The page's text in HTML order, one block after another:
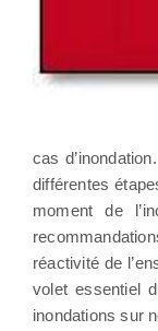
cas
différentes
moment de
réactivité de
volet essentiel
inondations sur